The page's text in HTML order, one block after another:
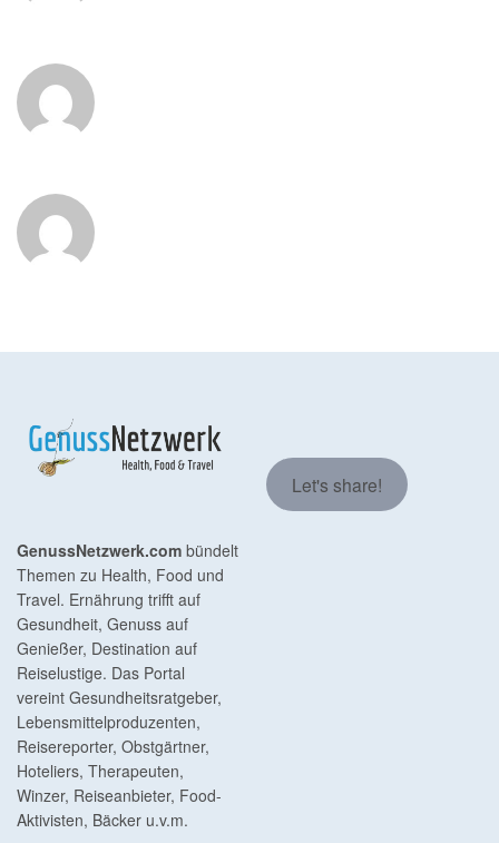
GenussNetzwerk.com bündelt
Themen zu Health, Food und
Travel. Ernährung trifft auf
Gesundheit, Genuss auf
Genießer, Destination auf
Reiselustige. Das Portal
vereint Gesundheitsratgeber,
Lebensmittelproduzenten,
Reisereporter, Obstgärtner,
Hoteliers, Therapeuten,
Winzer, Reiseanbieter, Food-
Aktivisten, Bäcker u.v.m.
Let's share!